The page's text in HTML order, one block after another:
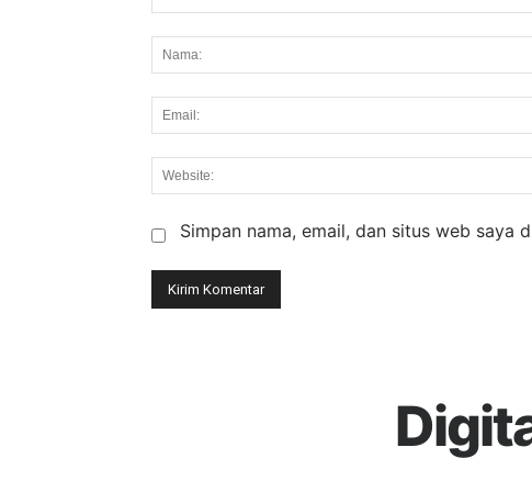
Simpan nama, email, dan situs web saya